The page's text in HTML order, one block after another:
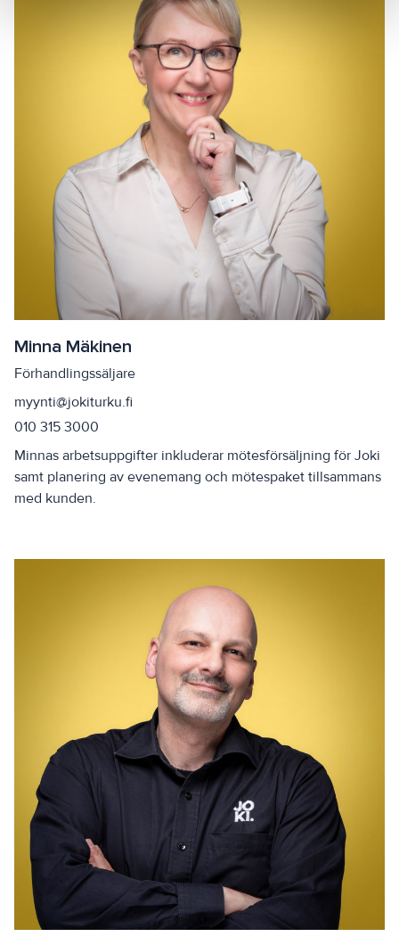
Minna Mäkinen
Förhandlingssäljare
myynti@jokiturku.fi
010 315 3000
Minnas arbetsuppgifter inkluderar mötesförsäljning för Joki
samt planering av evenemang och mötespaket tillsammans
med kunden.